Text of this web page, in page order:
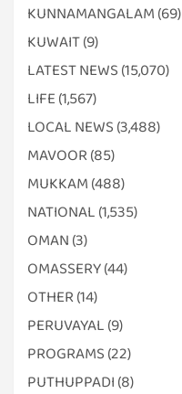
KUNNAMANGALAM (69)
KUWAIT(9)
LATEST NEWS (15,070)
LIFE (1,567)
LOCAL NEWS (3,488)
MAVOOR (85)
MUKKAM (488)
NATIONAL (1,535)
OMAN (3)
OMASSERY(44)
OTHER (14)
PERUVAYAL (9)
PROGRAMS (22)
PUTHUPPADI (8)